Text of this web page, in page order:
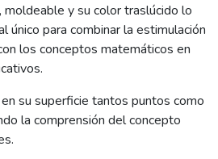
y su color traslúcido lo
único para combinar la estimulación
los conceptos matemáticos en
su superficie tantos puntos como
la comprensión del concepto